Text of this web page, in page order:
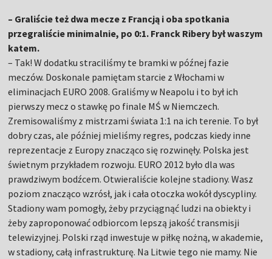
– Graliście też dwa mecze z Francją i oba spotkania
przegraliście minimalnie, po 0:1. Franck Ribery był waszym
katem.
– Tak! W dodatku straciliśmy te bramki w późnej fazie
meczów. Doskonale pamiętam starcie z Włochami w
eliminacjach EURO 2008. Graliśmy w Neapolu i to był ich
pierwszy mecz o stawkę po finale MŚ w Niemczech.
Zremisowaliśmy z mistrzami świata 1:1 na ich terenie. To był
dobry czas, ale później mieliśmy regres, podczas kiedy inne
reprezentacje z Europy znacząco się rozwinęły. Polska jest
świetnym przykładem rozwoju. EURO 2012 było dla was
prawdziwym bodźcem. Otwieraliście kolejne stadiony. Wasz
poziom znacząco wzrósł, jak i cała otoczka wokół dyscypliny.
Stadiony wam pomogły, żeby przyciągnąć ludzi na obiekty i
żeby zaproponować odbiorcom lepszą jakość transmisji
telewizyjnej. Polski rząd inwestuje w piłkę nożną, w akademie,
w stadiony, całą infrastrukturę. Na Litwie tego nie mamy. Nie